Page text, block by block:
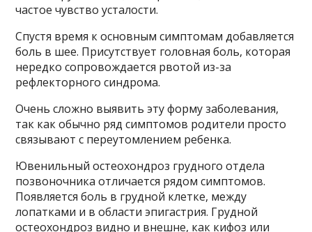
частое чувство усталости.
Спустя время к основным симптомам добавляется
боль в шее. Присутствует головная боль, которая
нередко сопровождается рвотой из-за
рефлекторного синдрома.
Очень сложно выявить эту форму заболевания,
так как обычно ряд симптомов родители просто
связывают с переутомлением ребенка.
Ювенильный остеохондроз грудного отдела
позвоночника отличается рядом симптомов.
Появляется боль в грудной клетке, между
лопатками и в области эпигастрия. Грудной
остеохондроз видно и внешне, как кифоз или